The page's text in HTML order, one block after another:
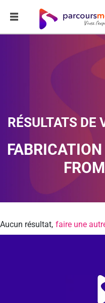
RÉSULTATS DE
Aucun résultat, faire une